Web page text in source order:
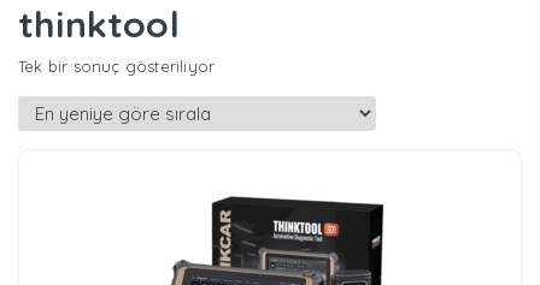
thinktool
Tek bir sonuç gösteriliyor